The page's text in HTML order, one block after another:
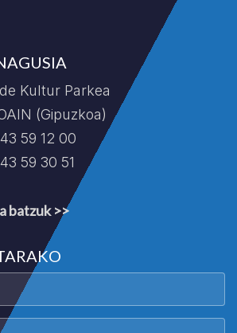
Kultur Parkea
(Gipuzkoa)
59 12 00
59 30 51
batzuk >>